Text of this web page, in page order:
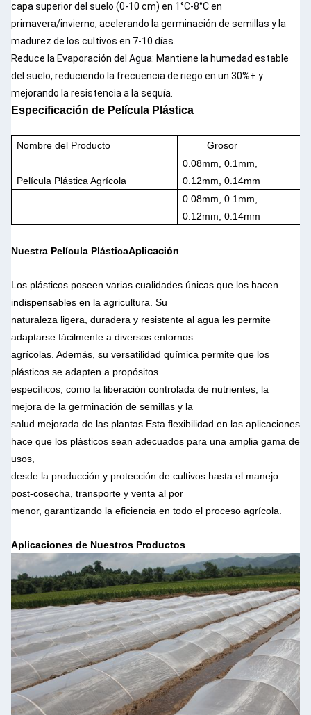
capa superior del suelo (0-10 cm) en 1°C-8°C en
primavera/invierno, acelerando la germinación de semillas y la
madurez de los cultivos en 7-10 días.
Reduce la Evaporación del Agua: Mantiene la humedad estable
del suelo, reduciendo la frecuencia de riego en un 30%+ y
mejorando la resistencia a la sequía.
Especificación de Película Plástica
Nombre del Producto Grosor
Película Plástica Agrícola
0.08mm, 0.1mm,
0.12mm, 0.14mm
0.08mm, 0.1mm,
0.12mm, 0.14mm
Nuestra Película PlásticaAplicación
Los plásticos poseen varias cualidades únicas que los hacen
indispensables en la agricultura. Su
naturaleza ligera, duradera y resistente al agua les permite
adaptarse fácilmente a diversos entornos
agrícolas. Además, su versatilidad química permite que los
plásticos se adapten a propósitos
específicos, como la liberación controlada de nutrientes, la
mejora de la germinación de semillas y la
salud mejorada de las plantas. Esta flexibilidad en las aplicaciones
hace que los plásticos sean adecuados para una amplia gama de
usos,
desde la producción y protección de cultivos hasta el manejo
post-cosecha, transporte y venta al por
menor, garantizando la eficiencia en todo el proceso agrícola.
Aplicaciones de Nuestros Productos